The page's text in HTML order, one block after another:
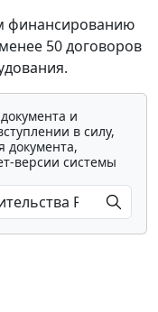
финансированию
50 договоров
и
в силу,
документа,
версии системы